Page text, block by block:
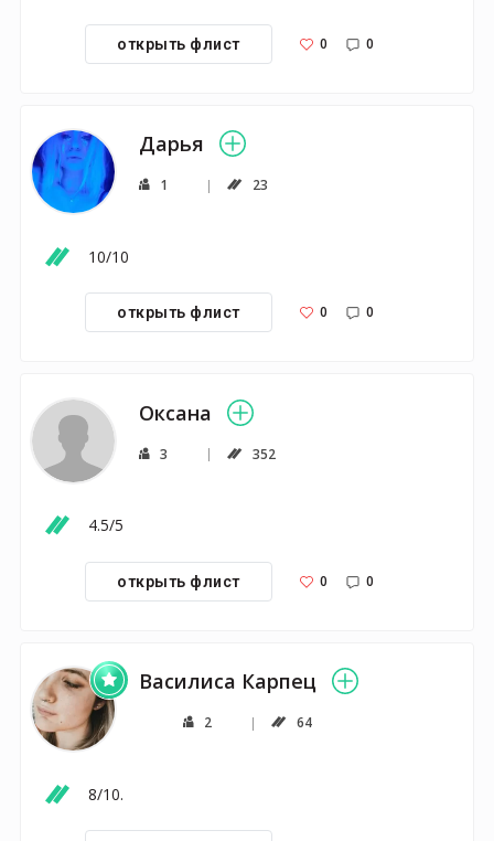
открыть флист 0 0
Дарья
1 23
10/10
открыть флист 0 0
Оксана
3 352
4.5/5
открыть флист 0 0
Василиса Карпец
2 64
8/10.